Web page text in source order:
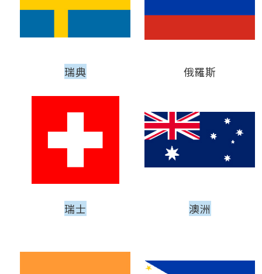
瑞典 俄羅斯
瑞士 澳洲